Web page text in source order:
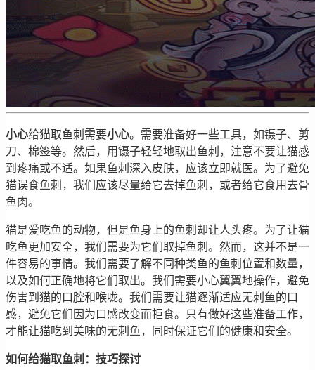
小心给猫取鱼刺需要小心。需要准备好一些工具，如镊子、剪
刀、棉签等。然后，用镊子轻轻地取出鱼刺，注意不要让猫感
到疼痛或不适。如果鱼刺深入皮肤，应该立即就医。为了避免
猫误食鱼刺，我们应该尽量给它去掉鱼刺，或者给它食用去骨
鱼肉。
猫是爱吃鱼的动物，但是鱼身上的鱼刺却让人头疼。为了让猫
吃鱼更加安全，我们需要为它们取掉鱼刺。然而，这并不是一
件容易的事情。我们需要了解不同种类鱼的鱼刺位置和数量，
以及如何正确地将它们取出。我们需要小心翼翼地操作，避免
伤害到猫的口腔和喉咙。我们需要让猫逐渐适应无刺鱼的口
感，避免它们因为口感改变而拒食。只有做好这些准备工作，
才能让猫吃到美味的无刺鱼，同时保证它们的健康和安全。
如何给猫取鱼刺：技巧探讨